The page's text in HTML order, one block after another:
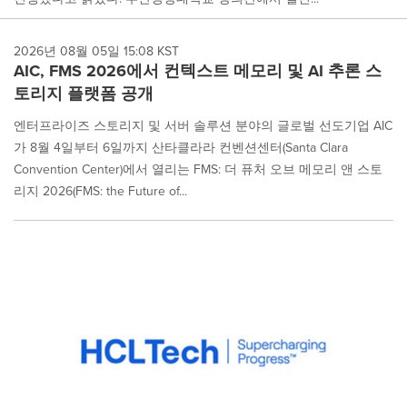
2026년 08월 05일 15:08 KST
AIC, FMS 2026에서 컨텍스트 메모리 및 AI 추론 스
토리지 플랫폼 공개
엔터프라이즈 스토리지 및 서버 솔루션 분야의 글로벌 선도기업 AIC
가 8월 4일부터 6일까지 산타클라라 컨벤션센터(Santa Clara
Convention Center)에서 열리는 FMS: 더 퓨처 오브 메모리 앤 스토
리지 2026(FMS: the Future of...